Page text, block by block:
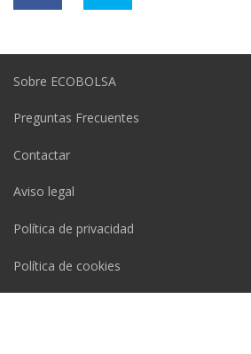
Sobre ECOBOLSA
Preguntas Frecuentes
Contactar
Aviso legal
Política de privacidad
Política de cookies